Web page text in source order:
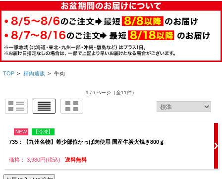
TOP > 精肉通販 > 牛肉
1 / 1ページ （全11件）
NEW 【冷凍】
735：【九州名物】希少部位かっぱ肉使用 国産牛炭火焼き800ｇ
価格： 3,980円(税込) 送料無料